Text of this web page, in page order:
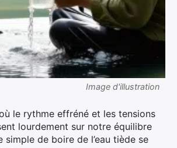
Image d'illustration
le rythme effréné et les tensions
lourdement sur notre équilibre
simple de boire de l’eau tiède se